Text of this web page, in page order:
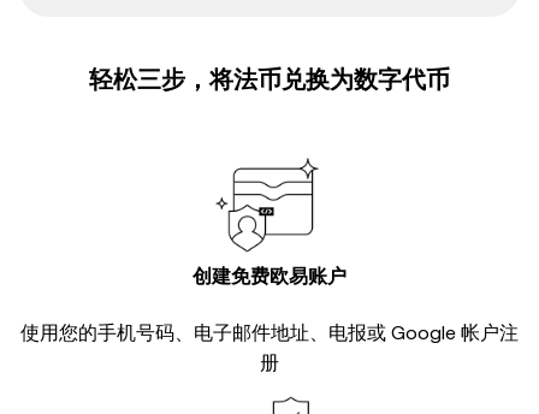
轻松三步，将法币兑换为数字代币
创建免费欧易账户
使用您的手机号码、电子邮件地址、电报或 Google 帐户注
册